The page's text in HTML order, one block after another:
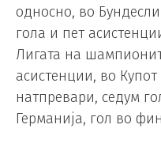
односно, во
гола и пет
Лигата на
асистенции, во
натпревари, седум
Германија, гол во